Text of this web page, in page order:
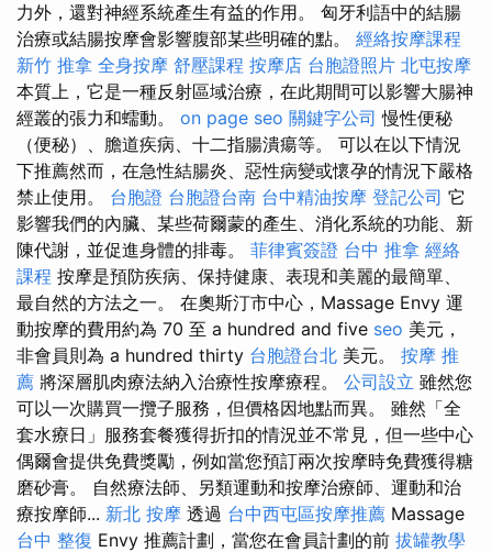
力外，還對神經系統產生有益的作用。 匈牙利語中的結腸
治療或結腸按摩會影響腹部某些明確的點。 經絡按摩課程
新竹 推拿 全身按摩 舒壓課程 按摩店 台胞證照片 北屯按摩
本質上，它是一種反射區域治療，在此期間可以影響大腸神
經叢的張力和蠕動。 on page seo 關鍵字公司 慢性便秘
（便秘）、膽道疾病、十二指腸潰瘍等。 可以在以下情況
下推薦然而，在急性結腸炎、惡性病變或懷孕的情況下嚴格
禁止使用。 台胞證 台胞證台南 台中精油按摩 登記公司 它
影響我們的內臟、某些荷爾蒙的產生、消化系統的功能、新
陳代謝，並促進身體的排毒。 菲律賓簽證 台中 推拿 經絡
課程 按摩是預防疾病、保持健康、表現和美麗的最簡單、
最自然的方法之一。 在奧斯汀市中心，Massage Envy 運
動按摩的費用約為 70 至 a hundred and five seo 美元，
非會員則為 a hundred thirty 台胞證台北 美元。 按摩 推
薦 將深層肌肉療法納入治療性按摩療程。 公司設立 雖然您
可以一次購買一攬子服務，但價格因地點而異。 雖然「全
套水療日」服務套餐獲得折扣的情況並不常見，但一些中心
偶爾會提供免費獎勵，例如當您預訂兩次按摩時免費獲得糖
磨砂膏。 自然療法師、另類運動和按摩治療師、運動和治
療按摩師... 新北 按摩 透過 台中西屯區按摩推薦 Massage
台中 整復 Envy 推薦計劃，當您在會員計劃的前 拔罐教學